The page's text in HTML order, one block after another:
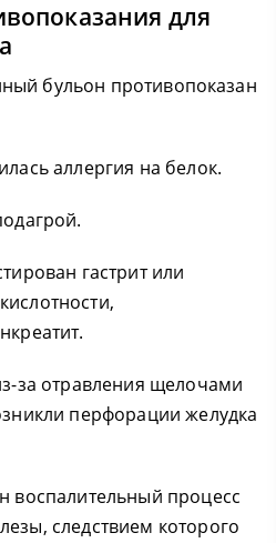
для
бульон противопоказан
аллергия на белок.
гастрит или
за отравления щелочами
перфорации желудка
воспалительный процесс
следствием которого